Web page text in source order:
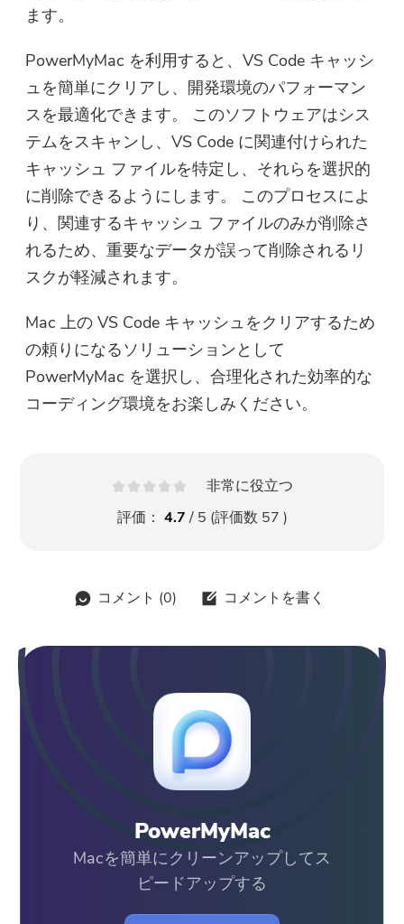
ます。
PowerMyMac を利用すると、VS Code キャッシ
ュを簡単にクリアし、開発環境のパフォーマン
スを最適化できます。 このソフトウェアはシス
テムをスキャンし、VS Code に関連付けられた
キャッシュ ファイルを特定し、それらを選択的
に削除できるようにします。 このプロセスによ
り、関連するキャッシュ ファイルのみが削除さ
れるため、重要なデータが誤って削除されるリ
スクが軽減されます。
Mac 上の VS Code キャッシュをクリアするため
の頼りになるソリューションとして
PowerMyMac を選択し、合理化された効率的な
コーディング環境をお楽しみください。
非常に役立つ
評価： 4.7/ 5 (評価数 57 )
コメント (0) コメントを書く
PowerMyMac
Macを簡単にクリーンアップしてス
ピードアップする